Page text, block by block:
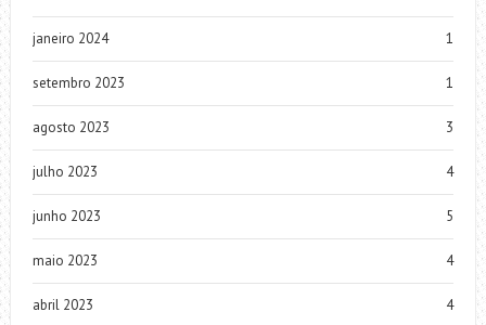
janeiro 2024 1
setembro 2023 1
agosto 2023 3
julho 2023 4
junho 2023 5
maio 2023 4
abril 2023 4